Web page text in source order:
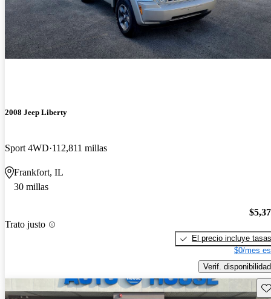
2008 Jeep Liberty
Sport 4WD 112,811 millas
Frankfort, IL
30 millas
Trato justo
El precio incluye tasas
$0/mes
Verif. disponibilidad